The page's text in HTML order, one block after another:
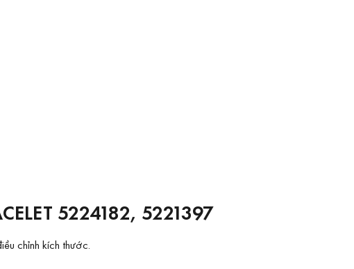
5224182, 5221397
chỉnh kích thước.